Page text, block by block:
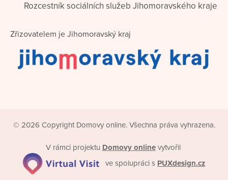
Rozcestník sociálních služeb Jihomoravského kraje
Zřizovatelem je Jihomoravský kraj
© 2026 Copyright Domovy online. Všechna práva vyhrazena.
V rámci projektu Domovy onlinevytvořil
ve spolupráci s PUXdesign.cz